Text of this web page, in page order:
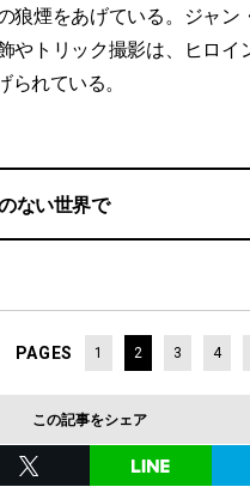
狼煙をあげている。ジャン
やトリック撮影は、ヒロイ
れている。
ない世界で
PAGES 1 2 3 4
この記事をシェア